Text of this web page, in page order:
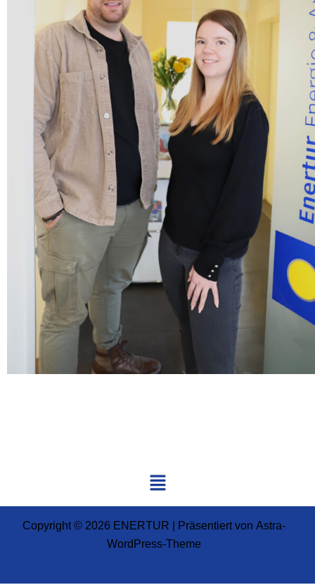
Menü
Copyright © 2026 ENERTUR | Präsentiert von Astra-
WordPress-Theme